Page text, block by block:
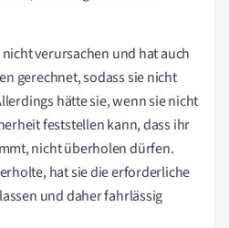
verursachen und hat auch
gerechnet, sodass sie nicht
hätte sie, wenn sie nicht
feststellen kann, dass ihr
nicht überholen dürfen.
hat sie die erforderliche
und daher fahrlässig